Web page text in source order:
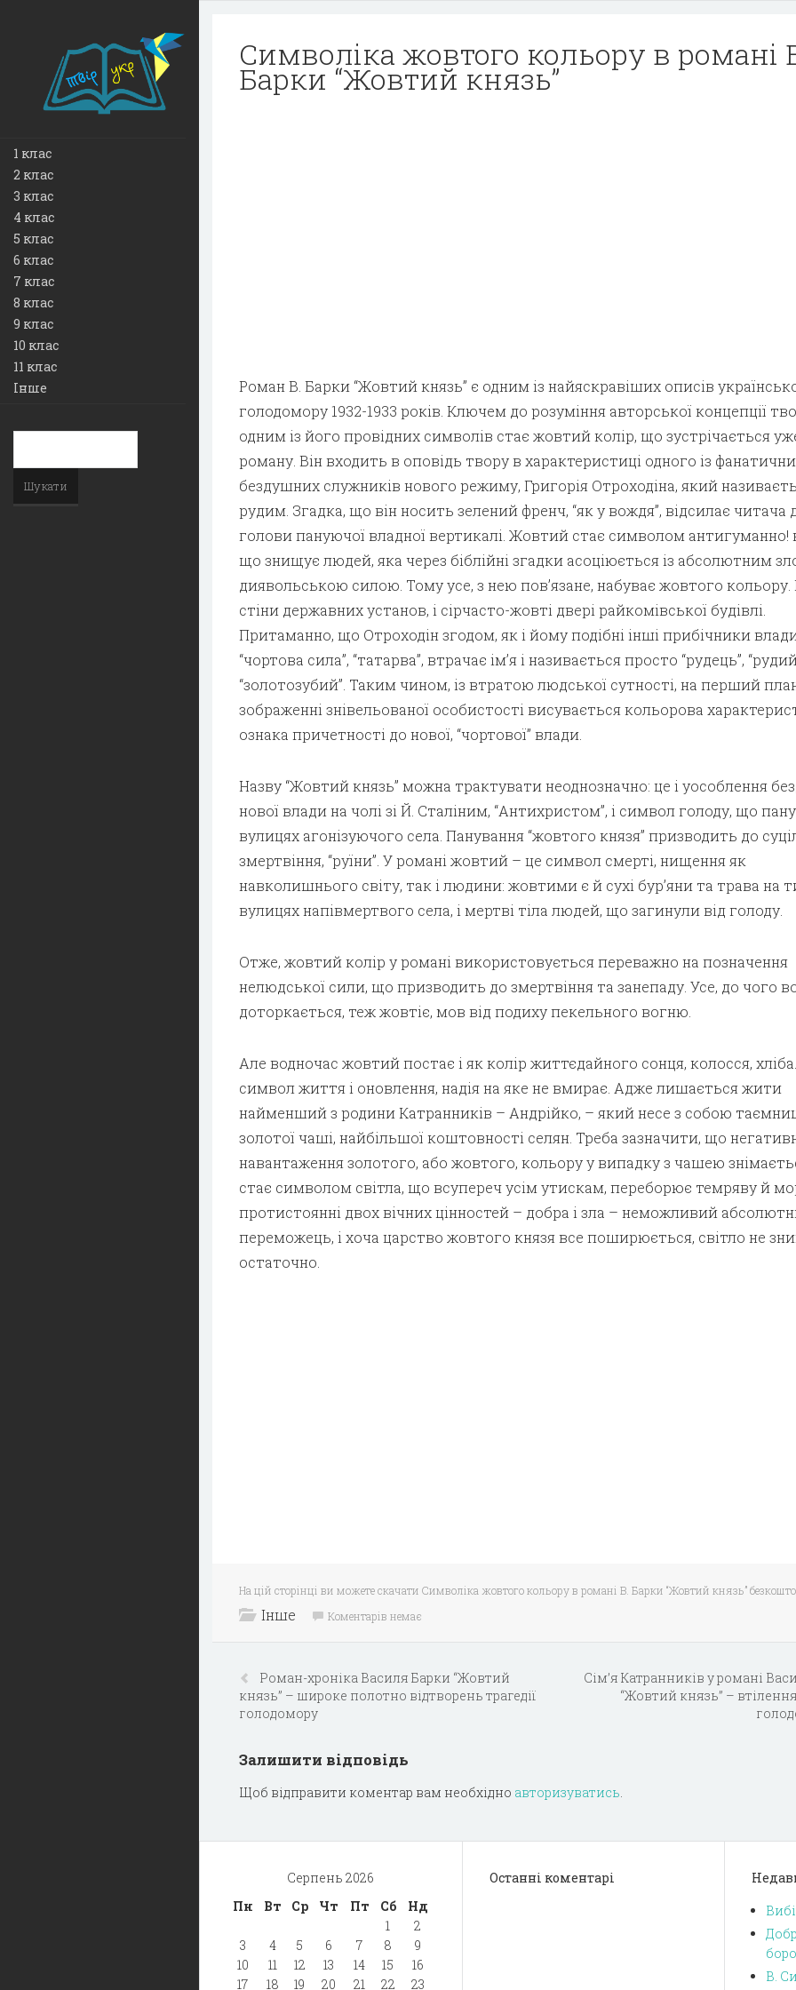
1 клас
2 клас
3 клас
4 клас
5 клас
6 клас
7 клас
8 клас
9 клас
10 клас
11 клас
Інше
Символіка жовтого кольору в романі
Барки “Жовтий князь”
Роман В. Барки “Жовтий князь” є одним із найяскравіших описів
голодомору 1932-1933 років. Ключем до розуміння авторської концепції
одним із його провідних символів стає жовтий колір, що зустрічається
роману. Він входить в оповідь твору в характеристиці одного із
бездушних служників нового режиму, Григорія Отроходіна, який
рудим. Згадка, що він носить зелений френч, “як у вождя”, відсилає читача
голови пануючої владної вертикалі. Жовтий стає символом антигуманно!
що знищує людей, яка через біблійні згадки асоціюється із абсолютним
диявольською силою. Тому усе, з нею пов’язане, набуває жовтого кольору.
стіни державних установ, і сірчасто-жовті двері райкомівської будівлі.
Притаманно, що Отроходін згодом, як і йому подібні інші прибічники
“чортова сила”, “татарва”, втрачає ім’я і називається просто “рудець”,
“золотозубий”. Таким чином, із втратою людської сутності, на перший
зображенні знівельованої особистості висувається кольорова
ознака причетності до нової, “чортової” влади.
Назву “Жовтий князь” можна трактувати неоднозначно: це і уособлення
нової влади на чолі зі Й. Сталіним, “Антихристом”, і символ голоду, що
вулицях агонізуючого села. Панування “жовтого князя” призводить до
змертвіння, “руїни”. У романі жовтий – це символ смерті, нищення як
навколишнього світу, так і людини: жовтими є й сухі бур’яни та трава на
вулицях напівмертвого села, і мертві тіла людей, що загинули від голоду.
Отже, жовтий колір у романі використовується переважно на позначення
нелюдської сили, що призводить до змертвіння та занепаду. Усе, до чого
доторкається, теж жовтіє, мов від подиху пекельного вогню.
Але водночас жовтий постає і як колір життєдайного сонця, колосся,
символ життя і оновлення, надія на яке не вмирає. Адже лишається жити
найменший з родини Катранників – Андрійко, – який несе з собою
золотої чаші, найбільшої коштовності селян. Треба зазначити, що
навантаження золотого, або жовтого, кольору у випадку з чашею
стає символом світла, що всупереч усім утискам, переборює темряву й
протистоянні двох вічних цінностей – добра і зла – неможливий
переможець, і хоча царство жовтого князя все поширюється, світло не
остаточно.
На цій сторінці ви можете скачати Символіка жовтого кольору в романі В. Барки “Жовтий князь”
Інше Коментарів немає
Роман-хронiка Василя Барки “Жовтий
князь” – широке полотно вiдтворень трагедiї
голодомору
Сiм’я Катранникiв у романi
“Жовтий князь” –
Залишити відповідь
Щоб відправити коментар вам необхідно авторизуватись.
Серпень 2026
Пн
Вт Ср Чт Пт Сб
Нд
1
2
3
4 5 6 7 8
9
10
11 12 13 14 15
16
17
18 19 20 21 22 23
Останні коментарі
В.